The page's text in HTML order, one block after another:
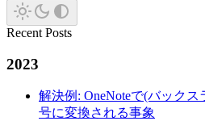
Recent Posts
2023
解決例: OneNoteで(バック
号に変換される事象